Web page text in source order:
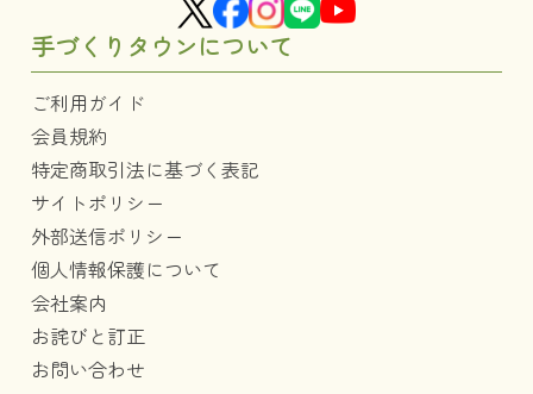
手づくりタウンについて
ご利用ガイド
会員規約
特定商取引法に基づく表記
サイトポリシー
外部送信ポリシー
個人情報保護について
会社案内
お詫びと訂正
お問い合わせ